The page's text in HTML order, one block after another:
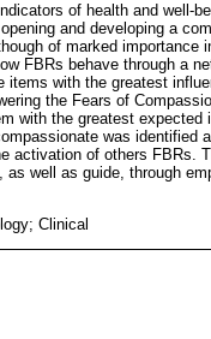
of health and well-
and developing a
of marked importance
FBRs behave through a
with the greatest
the Fears of
with the greatest expected
was identified
activation of others FBRs.
well as guide, through
Clinical